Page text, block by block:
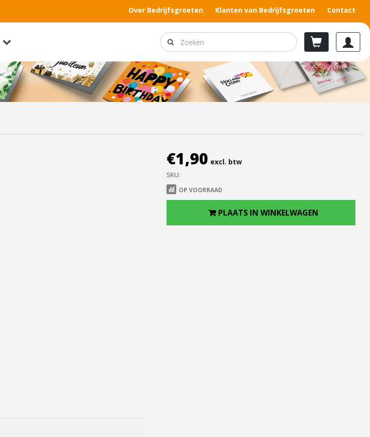
Contact
Klanten van Bedrijfsgroeten
Over Bedrijfsgroeten
€1,90 excl. btw
SKU:
OP VOORRAAD
PLAATS IN WINKELWAGEN